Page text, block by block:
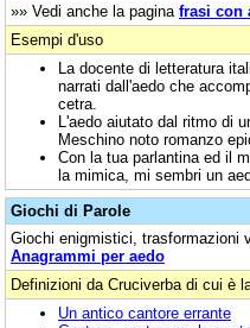
»» Vedi anche la pagina frasi con
Esempi d'uso
La docente di letteratura
narrati dall'aedo che
cetra.
L'aedo aiutato dal ritmo di
Meschino noto romanzo
Con la tua parlantina ed il
la mimica, mi sembri un
Giochi di Parole
Giochi enigmistici, trasformazioni
Anagrammi per aedo
Definizioni da Cruciverba di cui è
Un antico cantore errante